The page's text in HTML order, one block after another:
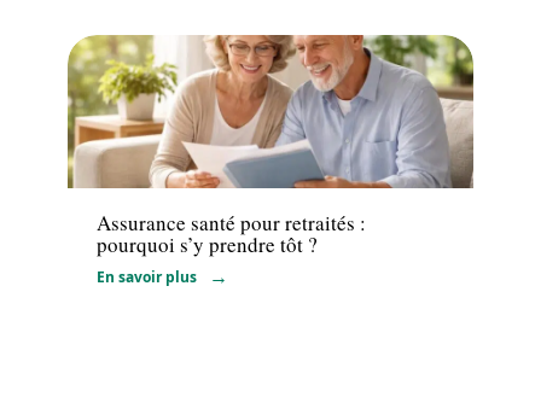
Santé
Assurance santé pour retraités :
pourquoi s’y prendre tôt ?
En savoir plus